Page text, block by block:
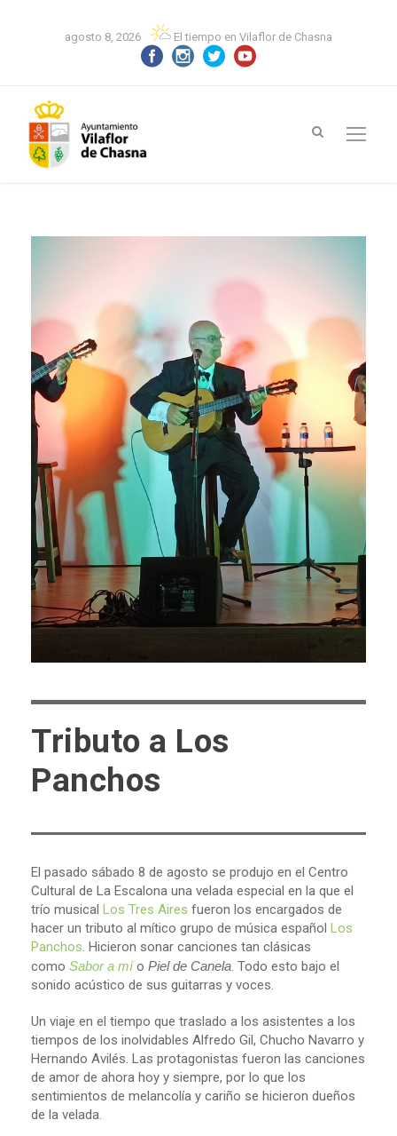
agosto 8, 2026 El tiempo en Vilaflor de Chasna
Tributo a Los
Panchos
El pasado sábado 8 de agosto se produjo en el Centro
Cultural de La Escalona una velada especial en la que el
trío musical Los Tres Aires fueron los encargados de
hacer un tributo al mítico grupo de música español Los
Panchos. Hicieron sonar canciones tan clásicas
como Sabor a mí o Piel de Canela. Todo esto bajo el
sonido acústico de sus guitarras y voces.
Un viaje en el tiempo que traslado a los asistentes a los
tiempos de los inolvidables Alfredo Gil, Chucho Navarro y
Hernando Avilés. Las protagonistas fueron las canciones
de amor de ahora hoy y siempre, por lo que los
sentimientos de melancolía y cariño se hicieron dueños
de la velada.